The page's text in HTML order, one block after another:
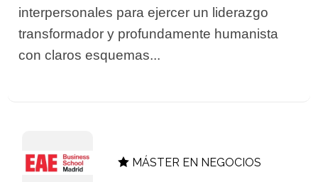
interpersonales para ejercer un liderazgo
transformador y profundamente humanista
con claros esquemas...
MÁSTER EN NEGOCIOS